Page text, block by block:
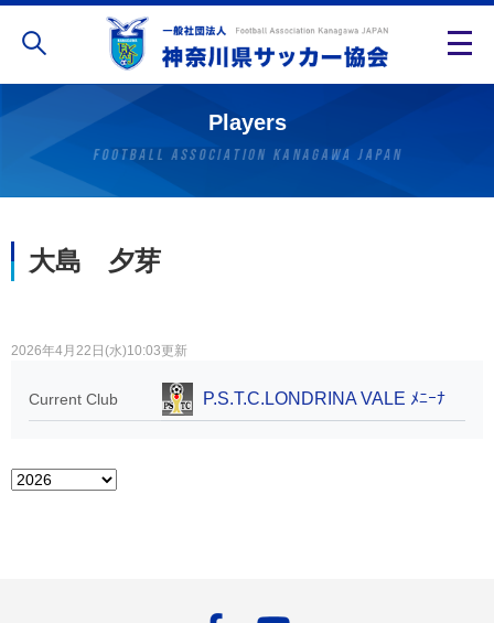
Players
大島 夕芽
2026年4月22日(水)10:03更新
Current Club P.S.T.C.LONDRINA VALE ﾒﾆｰﾅ